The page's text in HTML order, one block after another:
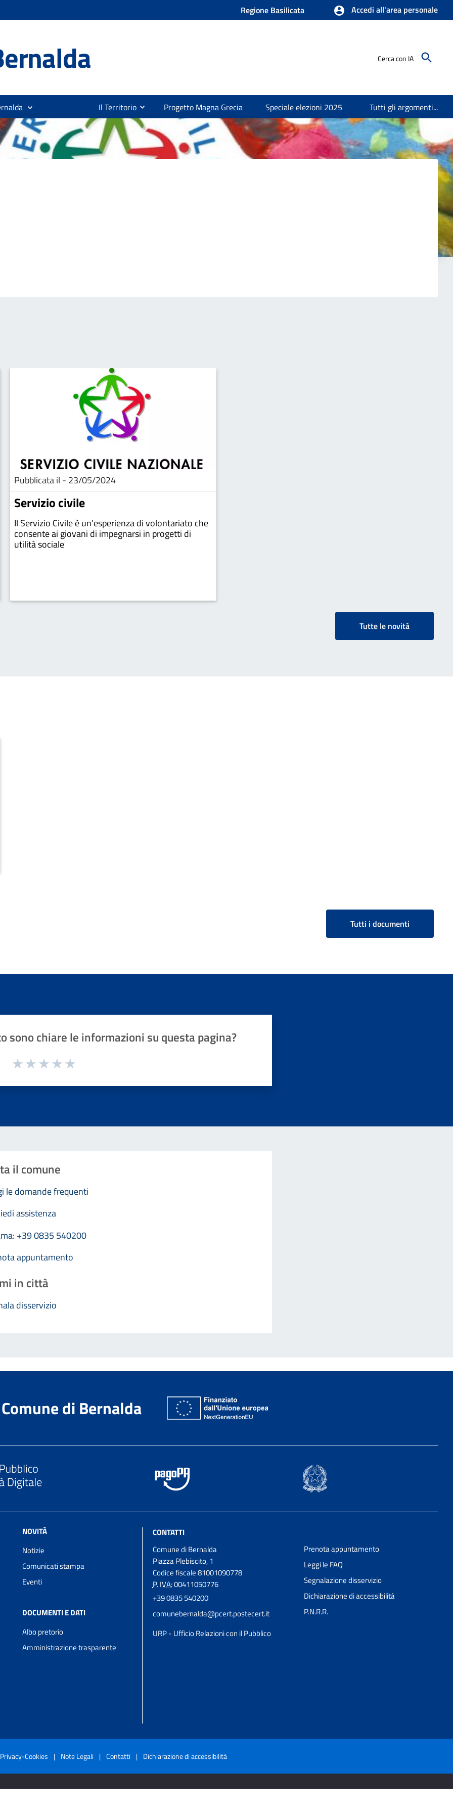
Regione Basilicata Accedi all'area personale
Cerca con IA
Il Territorio Progetto Magna Grecia Speciale elezioni 2025 Tutti gli argomenti...
Pubblicata il - 23/05/2024
Servizio civile
Il Servizio Civile è un'esperienza di volontariato che
consente ai giovani di impegnarsi in progetti di
utilità sociale
Tutte le novità
Tutti i documenti
sono chiare le informazioni su questa pagina?
1 a 5 stelle la pagina
il comune
le domande frequenti
assistenza
+39 0835 540200
appuntamento
in città
disservizio
Comune di Bernalda
NOVITÀ
Notizie
Comunicati stampa
Eventi
DOCUMENTI E DATI
Albo pretorio
Amministrazione trasparente
CONTATTI
Comune di Bernalda
Piazza Plebiscito, 1
Codice fiscale 81001090778
P. IVA:00411050776
+39 0835 540200
comunebernalda@pcert.postecert.it
URP - Ufficio Relazioni con il Pubblico
Prenota appuntamento
Leggi le FAQ
Segnalazione disservizio
Dichiarazione di accessibilità
P.N.R.R.
Privacy-Cookies | Note Legali | Contatti | Dichiarazione di accessibilità